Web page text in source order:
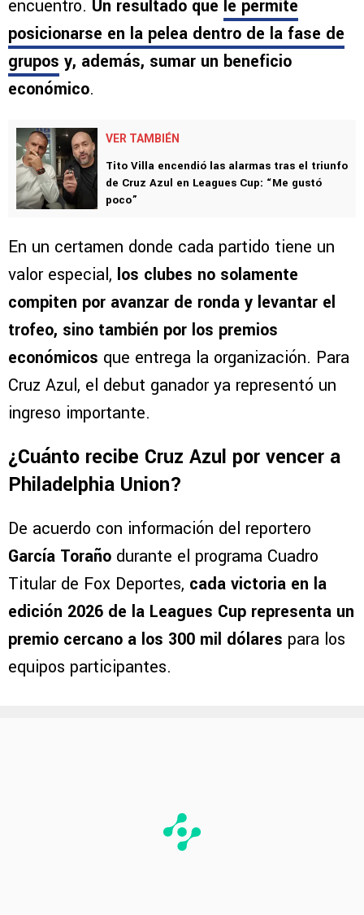
encuentro. Un resultado que le permite
posicionarse en la pelea dentro de la fase de
grupos y, además, sumar un beneficio
económico.
VER TAMBIÉN
Tito Villa encendió las alarmas tras el triunfo
de Cruz Azul en Leagues Cup: “Me gustó
poco”
En un certamen donde cada partido tiene un
valor especial, los clubes no solamente
compiten por avanzar de ronda y levantar el
trofeo, sino también por los premios
económicos que entrega la organización. Para
Cruz Azul, el debut ganador ya representó un
ingreso importante.
¿Cuánto recibe Cruz Azul por vencer a
Philadelphia Union?
De acuerdo con información del reportero
García Toraño durante el programa Cuadro
Titular de Fox Deportes, cada victoria en la
edición 2026 de la Leagues Cup representa un
premio cercano a los 300 mil dólares para los
equipos participantes.